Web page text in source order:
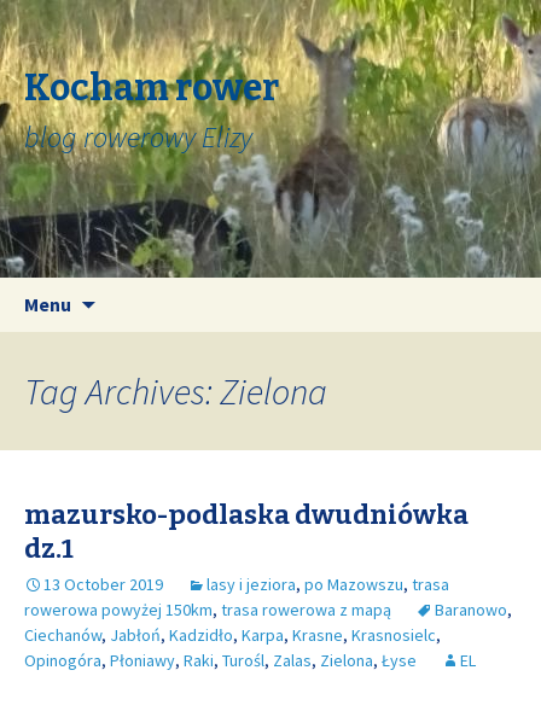
Kocham rower
blog rowerowy Elizy
Menu
Tag Archives: Zielona
mazursko-podlaska dwudniówka
dz.1
13 October 2019 lasy i jeziora, po Mazowszu, trasa
rowerowa powyżej 150km, trasa rowerowa z mapą Baranowo,
Ciechanów, Jabłoń, Kadzidło, Karpa, Krasne, Krasnosielc,
Opinogóra, Płoniawy, Raki, Turośl, Zalas, Zielona, Łyse EL